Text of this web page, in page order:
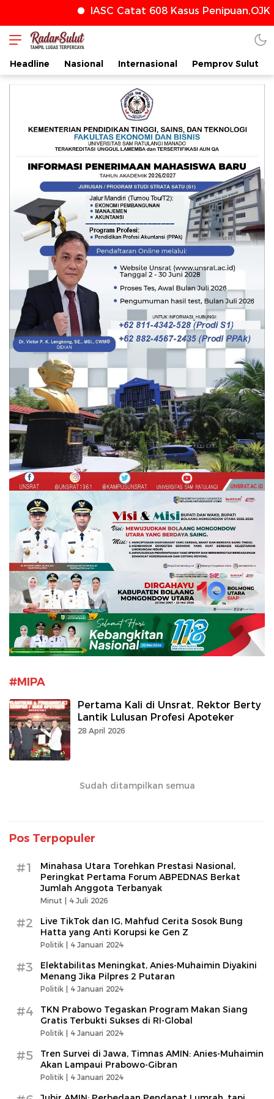
IASC Catat 608 Kasus Penipuan,OJK
radarsulut.com
Headline Nasional Internasional Pemprov Sulut
#MIPA
Pertama Kali di Unsrat, Rektor Berty
Lantik Lulusan Profesi Apoteker
28 April 2026
Sudah ditampilkan semua
Pos Terpopuler
#1
Minahasa Utara Torehkan Prestasi Nasional,
Peringkat Pertama Forum ABPEDNAS Berkat
Jumlah Anggota Terbanyak
Minut | 4 Juli 2026
#2
Live TikTok dan IG, Mahfud Cerita Sosok Bung
Hatta yang Anti Korupsi ke Gen Z
Politik | 4 Januari 2024
#3
Elektabilitas Meningkat, Anies-Muhaimin Diyakini
Menang Jika Pilpres 2 Putaran
Politik | 4 Januari 2024
#4
TKN Prabowo Tegaskan Program Makan Siang
Gratis Terbukti Sukses di RI-Global
Politik | 4 Januari 2024
#5
Tren Survei di Jawa, Timnas AMIN: Anies-Muhaimin
Akan Lampaui Prabowo-Gibran
Politik | 4 Januari 2024